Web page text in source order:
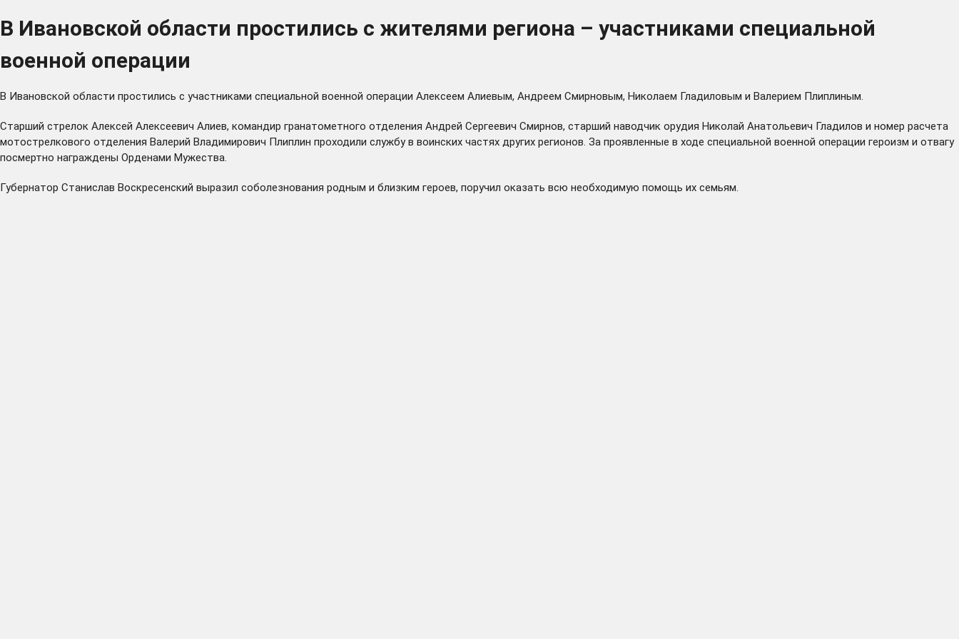
В Ивановской области простились с жителями региона – участниками специальной
военной операции
В Ивановской области простились с участниками специальной военной операции Алексеем Алиевым, Андреем Смирновым, Николаем Гладиловым и Валерием Плиплиным.
Старший стрелок Алексей Алексеевич Алиев, командир гранатометного отделения Андрей Сергеевич Смирнов, старший наводчик орудия Николай Анатольевич Гладилов и номер расчета
мотострелкового отделения Валерий Владимирович Плиплин проходили службу в воинских частях других регионов. За проявленные в ходе специальной военной операции героизм и отвагу
посмертно награждены Орденами Мужества.
Губернатор Станислав Воскресенский выразил соболезнования родным и близким героев, поручил оказать всю необходимую помощь их семьям.